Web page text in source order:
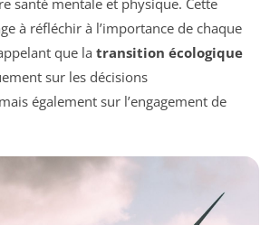
santé mentale et physique. Cette
à réfléchir à l’importance de chaque
que la transition écologique
sur les décisions
également sur l’engagement de